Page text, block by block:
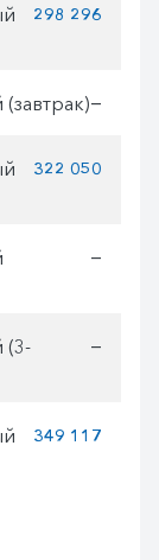
298 296
—
322 050
—
(3-
—
349 117